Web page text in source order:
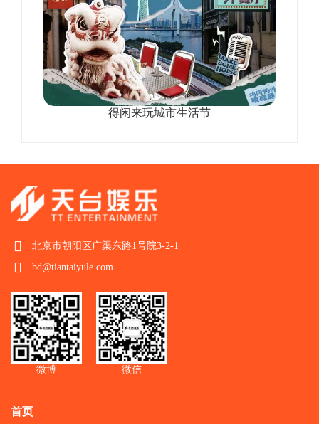
得闲来玩城市生活节
北京市朝阳区广渠东路1号院3-2-1
bd@tiantaiyule.com
微博 微信
首页